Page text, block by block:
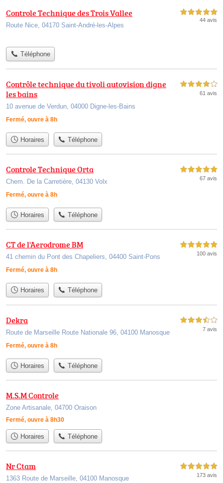
Controle Technique des Trois Vallee
Route Nice, 04170 Saint-André-les-Alpes
5,0 étoiles sur 5
44 avis
Téléphone
Contrôle technique du tivoli autovision digne
les bains
10 avenue de Verdun, 04000 Digne-les-Bains
Fermé, ouvre à 8h
4,0 étoiles sur 5
61 avis
Horaires Téléphone
Controle Technique Orta
Chem. De la Carretière, 04130 Volx
Fermé, ouvre à 8h
5,0 étoiles sur 5
67 avis
Horaires Téléphone
CT de l'Aerodrome BM
41 chemin du Pont des Chapeliers, 04400 Saint-Pons
Fermé, ouvre à 8h
5,0 étoiles sur 5
100 avis
Horaires Téléphone
Dekra
Route de Marseille Route Nationale 96, 04100 Manosque
Fermé, ouvre à 8h
3,5 étoiles sur 5
7 avis
Horaires Téléphone
M.S.M Controle
Zone Artisanale, 04700 Oraison
Fermé, ouvre à 8h30
Horaires Téléphone
Nr Ctam
1363 Route de Marseille, 04100 Manosque
5,0 étoiles sur 5
173 avis